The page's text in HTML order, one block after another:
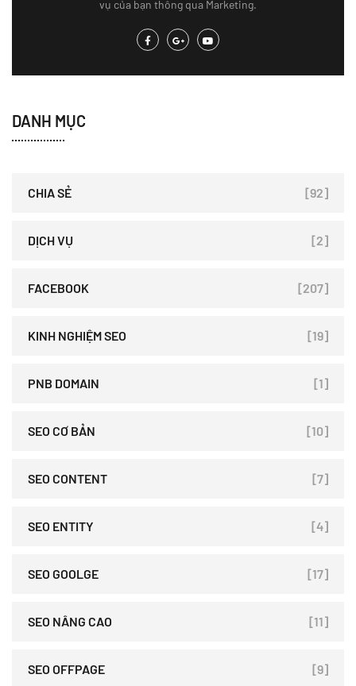
vụ của bạn thông qua Marketing.
DANH MỤC
CHIA SẺ [92]
DỊCH VỤ [2]
FACEBOOK [207]
KINH NGHIỆM SEO [19]
PNB DOMAIN [1]
SEO CƠ BẢN [10]
SEO CONTENT [7]
SEO ENTITY [4]
SEO GOOLGE [17]
SEO NÂNG CAO [11]
SEO OFFPAGE [9]